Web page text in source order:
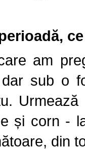
am
dar sub o
și corn -
din